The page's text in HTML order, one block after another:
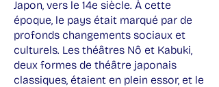
Japon, vers le 14e siècle. À cette
époque, le pays était marqué par de
profonds changements sociaux et
culturels. Les théâtres Nô et Kabuki,
deux formes de théâtre japonais
classiques, étaient en plein essor, et le